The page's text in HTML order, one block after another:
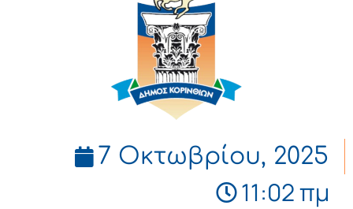
7 Οκτωβρίου, 2025
11:02 πμ